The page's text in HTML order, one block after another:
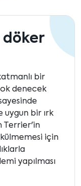
döker
bir
denecek
uygun bir ırk
Terrier'in
için
yapılması